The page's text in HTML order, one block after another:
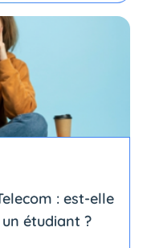
: est-elle
étudiant ?